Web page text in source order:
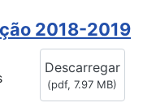
2018-2019
Descarregar
(pdf, 7.97 MB)